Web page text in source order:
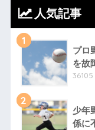
人気記事
1
プロ
を故
2
少年
係に